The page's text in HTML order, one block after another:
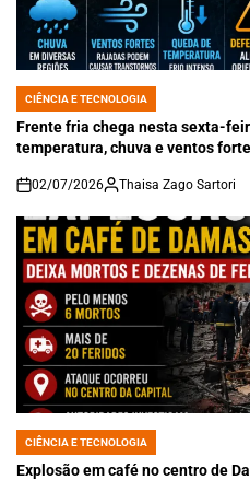
POSTED
IN
CIÊNCIA E TECNOLOGIA
Frente fria chega nesta sexta-
temperatura, chuva e ventos
on
02/07/2026 Thaisa Zago Sartori
POSTED
IN
CIÊNCIA E TECNOLOGIA
Explosão em café no centro de